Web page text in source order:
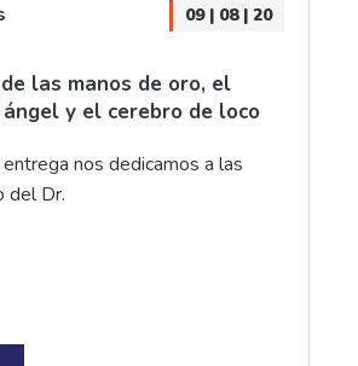
09 | 08 | 20
las manos de oro, el
y el cerebro de loco
nos dedicamos a las
del Dr.